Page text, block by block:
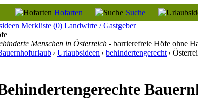
Hofarten Suche
Merkliste (0) Landwirte / Gastgeber
Menschen in Österreich - barrierefreie Höfe ohne
› Urlaubsideen › behindertengerecht ›